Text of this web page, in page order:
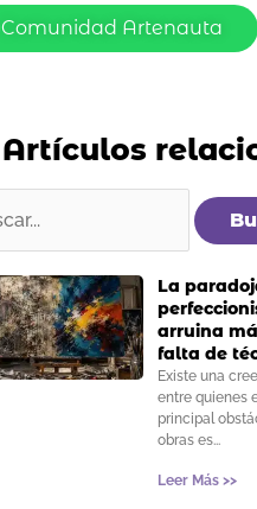
Comunidad Artenauta
Artículos
La
arruina
falta de
Existe una
entre quienes
principal
obras es
Leer Más >>